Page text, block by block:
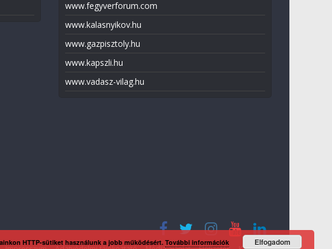
www.fegyverforum.com
www.kalasnyikov.hu
www.gazpisztoly.hu
www.kapszli.hu
www.vadasz-vilag.hu
HTTP-sütiket használunk a jobb működésért. További információk Elfogadom